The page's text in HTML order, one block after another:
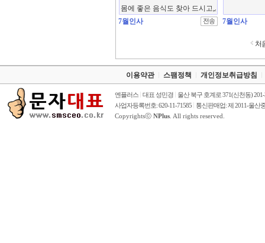
7월인사 7월인사
처
이용약관 스팸정책 개인정보취급방침
엔플러스 대표 성민경
울산 북구 호계로 371(신천동)
사업자등록번호: 620-11-71585
통신판매업: 제 2011-울산
Copyrightsⓒ NPlus . All rights reserved.